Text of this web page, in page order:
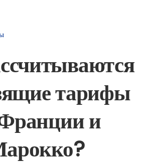
тарифы
и